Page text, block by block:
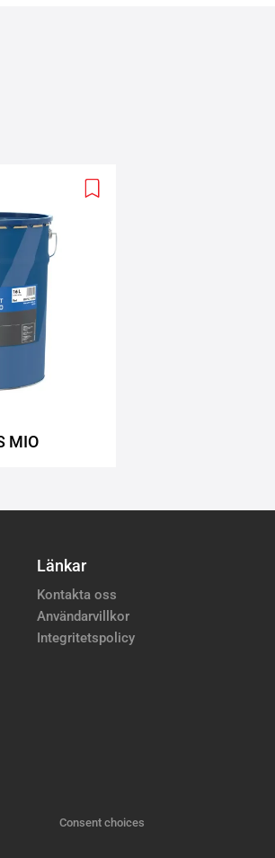
Add
MIO
Länkar
Kontakta oss
Användarvillkor
Integritetspolicy
Consent choices